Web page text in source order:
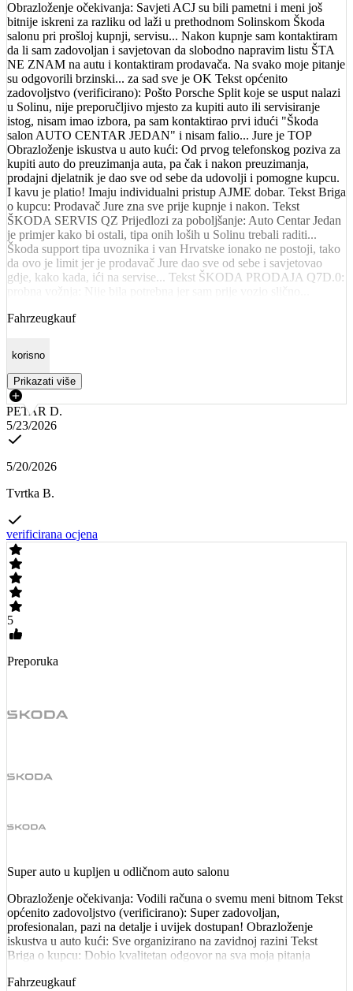
Obrazloženje očekivanja: Savjeti ACJ su bili pametni i meni još
bitnije iskreni za razliku od laži u prethodnom Solinskom Škoda
salonu pri prošloj kupnji, servisu... Nakon kupnje sam kontaktiram
da li sam zadovoljan i savjetovan da slobodno napravim listu ŠTA
NE ZNAM na autu i kontaktiram prodavača. Na svako moje pitanje
su odgovorili brzinski... za sad sve je OK Tekst općenito
zadovoljstvo (verificirano): Pošto Porsche Split koje se usput nalazi
u Solinu, nije preporučljivo mjesto za kupiti auto ili servisiranje
istog, nisam imao izbora, pa sam kontaktirao prvi idući "Škoda
salon AUTO CENTAR JEDAN" i nisam falio... Jure je TOP
Obrazloženje iskustva u auto kući: Od prvog telefonskog poziva za
kupiti auto do preuzimanja auta, pa čak i nakon preuzimanja,
prodajni djelatnik je dao sve od sebe da udovolji i pomogne kupcu.
I kavu je platio! Imaju individualni pristup AJME dobar. Tekst Briga
o kupcu: Prodavač Jure zna sve prije kupnje i nakon. Tekst
ŠKODA SERVIS QZ Prijedlozi za poboljšanje: Auto Centar Jedan
je primjer kako bi ostali, tipa onih loših u Solinu trebali raditi...
Škoda support tipa uvoznika i van Hrvatske ionako ne postoji, tako
da ovo je limit jer je prodavač Jure dao sve od sebe i savjetovao
gdje, kako kada, ići na servise... Tekst ŠKODA PRODAJA Q7D.0:
probna vožnja: Nije bila potrebna jer sam prije vozio slično...
Fahrzeugkauf
korisno
Prikazati više
PETAR D.
5/23/2026
5/20/2026
Tvrtka B.
verificirana ocjena
5
Preporuka
Super auto u kupljen u odličnom auto salonu
Obrazloženje očekivanja: Vodili računa o svemu meni bitnom Tekst
općenito zadovoljstvo (verificirano): Super zadovoljan,
profesionalan, pazi na detalje i uvijek dostupan! Obrazloženje
iskustva u auto kući: Sve organizirano na zavidnoj razini Tekst
Briga o kupcu: Dobio kvalitetan odgovor na sva moja pitanja
Fahrzeugkauf